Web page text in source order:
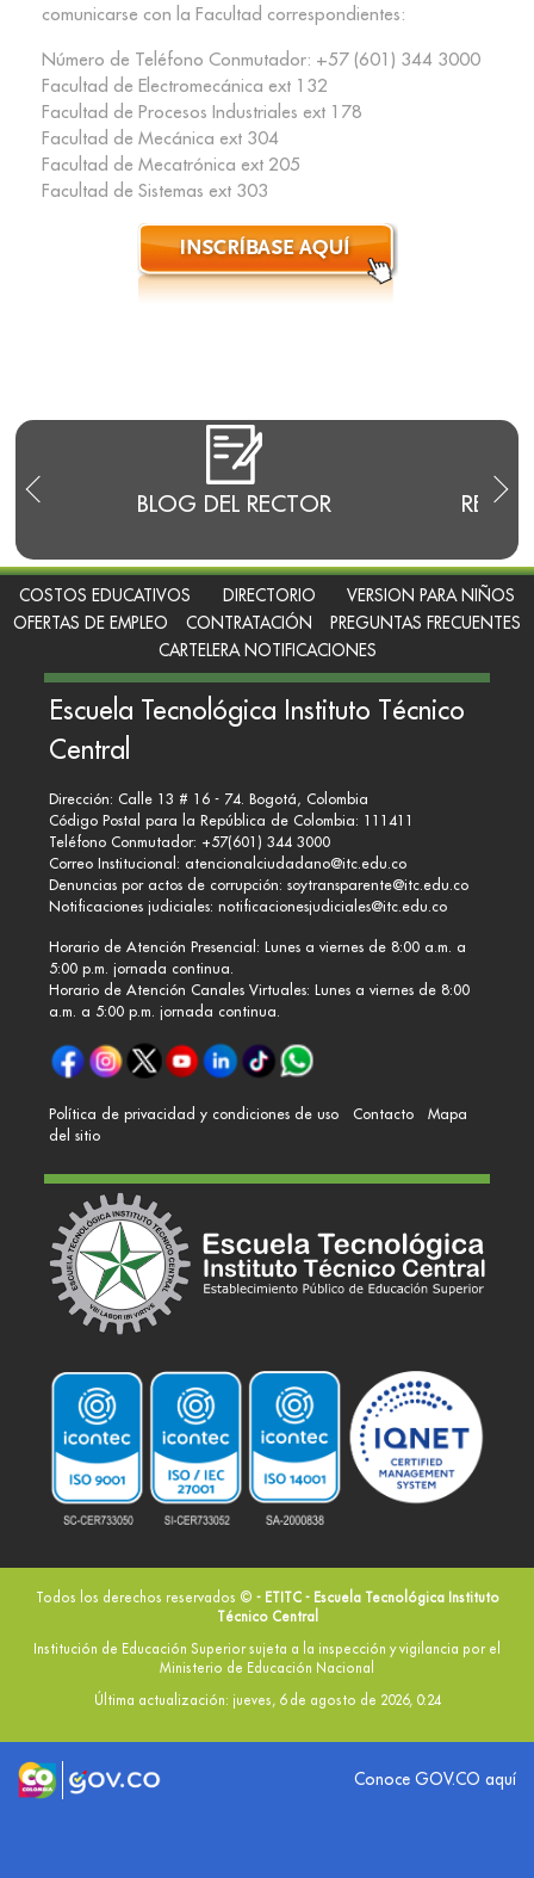
BLOG DEL RECTOR
comunicarse con la Facultad correspondientes:
Número de Teléfono Conmutador: +57 (601) 344 3000
Facultad de Electromecánica ext 132
Facultad de Procesos Industriales ext 178
Facultad de Mecánica ext 304
Facultad de Mecatrónica ext 205
Facultad de Sistemas ext 303
COSTOS EDUCATIVOS DIRECTORIO
VERSION PARA NIÑOS
OFERTAS DE EMPLEO
CONTRATACIÓN
PREGUNTAS FRECUENTES
CARTELERA NOTIFICACIONES
Escuela Tecnológica Instituto Técnico
Central
Dirección: Calle 13 # 16 - 74. Bogotá, Colombia
Código Postal para la República de Colombia: 111411
Teléfono Conmutador: +57(601) 344 3000
Correo Institucional: atencionalciudadano@itc.edu.co
Denuncias por actos de corrupción: soytransparente@itc.edu.co
Notificaciones judiciales: notificacionesjudiciales@itc.edu.co
Horario de Atención Presencial: Lunes a viernes de 8:00 a.m. a
5:00 p.m. jornada continua.
Horario de Atención Canales Virtuales: Lunes a viernes de 8:00
a.m. a 5:00 p.m. jornada continua.
Política de privacidad y condiciones de uso Contacto
Mapa
del sitio
Todos los derechos reservados © - ETITC - Escuela Tecnológica Instituto
Técnico Central
Institución de Educación Superior sujeta a la inspección y vigilancia por el
Ministerio de Educación Nacional
Última actualización: jueves, 6 de agosto de 2026, 0:24
Logo marca ColombiaLogo Gobierno de ColombiaConoce GOV.CO aquí